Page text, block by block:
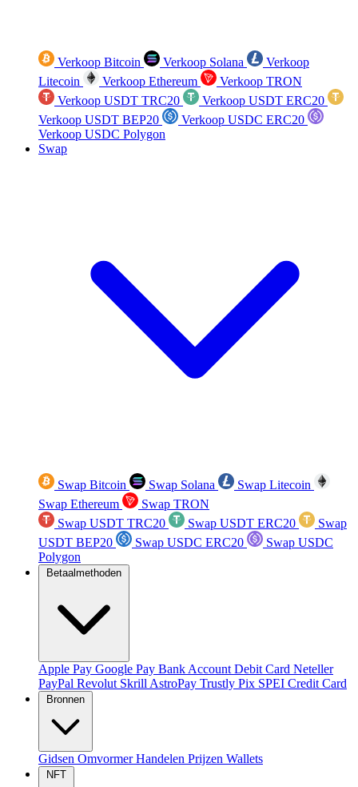
Verkoop Bitcoin Verkoop Solana
Verkoop
Litecoin
Verkoop Ethereum
Verkoop TRON
Verkoop USDT TRC20
Verkoop USDT ERC20
Verkoop USDT BEP20
Verkoop USDC ERC20
Verkoop USDC Polygon
Swap
Swap Bitcoin Swap Solana
Swap Litecoin
Swap Ethereum
Swap TRON
Swap USDT TRC20
Swap USDT ERC20
Swap
USDT BEP20
Swap USDC ERC20
Swap USDC
Polygon
Betaalmethoden
Apple Pay Google Pay Bank Account Debit Card Neteller
PayPal Revolut Skrill AstroPay Trustly Pix SPEI Credit Card
Bronnen
Gidsen OmvormerHandelen Prijzen Wallets
NFT